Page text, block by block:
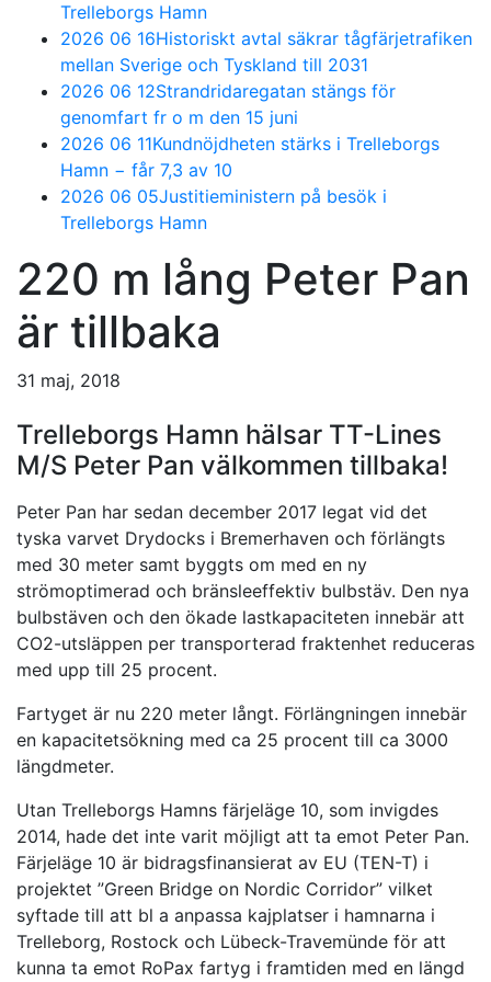
Trelleborgs Hamn
2026 06 16Historiskt avtal säkrar tågfärjetrafiken
mellan Sverige och Tyskland till 2031
2026 06 12Strandridaregatan stängs för
genomfart fr o m den 15 juni
2026 06 11Kundnöjdheten stärks i Trelleborgs
Hamn − får 7,3 av 10
2026 06 05Justitieministern på besök i
Trelleborgs Hamn
220 m lång Peter Pan
är tillbaka
31 maj, 2018
Trelleborgs Hamn hälsar TT-Lines
M/S Peter Pan välkommen tillbaka!
Peter Pan har sedan december 2017 legat vid det
tyska varvet Drydocks i Bremerhaven och förlängts
med 30 meter samt byggts om med en ny
strömoptimerad och bränsleeffektiv bulbstäv. Den nya
bulbstäven och den ökade lastkapaciteten innebär att
CO2-utsläppen per transporterad fraktenhet reduceras
med upp till 25 procent.
Fartyget är nu 220 meter långt. Förlängningen innebär
en kapacitetsökning med ca 25 procent till ca 3000
längdmeter.
Utan Trelleborgs Hamns färjeläge 10, som invigdes
2014, hade det inte varit möjligt att ta emot Peter Pan.
Färjeläge 10 är bidragsfinansierat av EU (TEN-T) i
projektet ”Green Bridge on Nordic Corridor” vilket
syftade till att bl a anpassa kajplatser i hamnarna i
Trelleborg, Rostock och Lübeck-Travemünde för att
kunna ta emot RoPax fartyg i framtiden med en längd